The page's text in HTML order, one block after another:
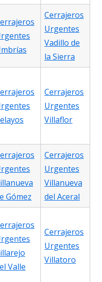
Cerrajeros
Urgentes
Vadillo de
la Sierra
Cerrajeros
Urgentes
Villaflor
Gómez
Cerrajeros
Urgentes
Villanueva
del Aceral
Valle
Cerrajeros
Urgentes
Villatoro